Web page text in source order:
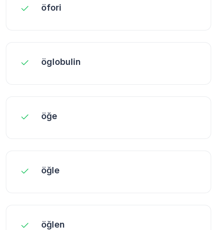
öfori
öglobulin
öğe
öğle
öğlen